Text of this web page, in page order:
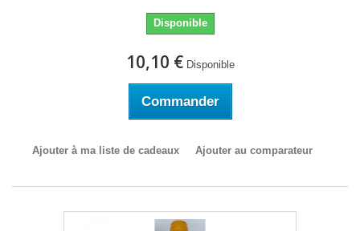
Disponible
10,10 € Disponible
Commander
Ajouter à ma liste de cadeaux Ajouter au comparateur